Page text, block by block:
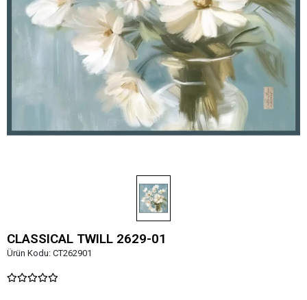
CLASSICAL TWILL 2629-01
Ürün Kodu: CT262901